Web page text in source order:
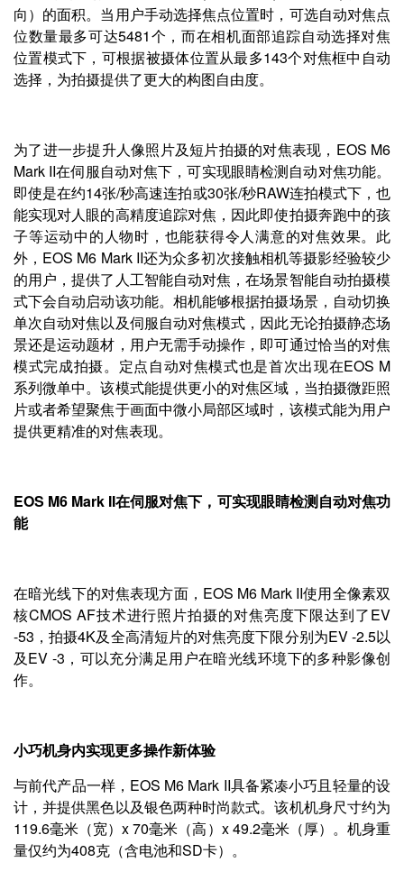
向）的面积。当用户手动选择焦点位置时，可选自动对焦点
位数量最多可达5481个，而在相机面部追踪自动选择对焦
位置模式下，可根据被摄体位置从最多143个对焦框中自动
选择，为拍摄提供了更大的构图自由度。
为了进一步提升人像照片及短片拍摄的对焦表现，EOS M6
Mark II在伺服自动对焦下，可实现眼睛检测自动对焦功能。
即使是在约14张/秒高速连拍或30张/秒RAW连拍模式下，也
能实现对人眼的高精度追踪对焦，因此即使拍摄奔跑中的孩
子等运动中的人物时，也能获得令人满意的对焦效果。此
外，EOS M6 Mark II还为众多初次接触相机等摄影经验较少
的用户，提供了人工智能自动对焦，在场景智能自动拍摄模
式下会自动启动该功能。相机能够根据拍摄场景，自动切换
单次自动对焦以及伺服自动对焦模式，因此无论拍摄静态场
景还是运动题材，用户无需手动操作，即可通过恰当的对焦
模式完成拍摄。定点自动对焦模式也是首次出现在EOS M
系列微单中。该模式能提供更小的对焦区域，当拍摄微距照
片或者希望聚焦于画面中微小局部区域时，该模式能为用户
提供更精准的对焦表现。
EOS M6 Mark II在伺服对焦下，可实现眼睛检测自动对焦功
能
在暗光线下的对焦表现方面，EOS M6 Mark II使用全像素双
核CMOS AF技术进行照片拍摄的对焦亮度下限达到了EV
-53，拍摄4K及全高清短片的对焦亮度下限分别为EV -2.5以
及EV -3，可以充分满足用户在暗光线环境下的多种影像创
作。
小巧机身内实现更多操作新体验
与前代产品一样，EOS M6 Mark II具备紧凑小巧且轻量的设
计，并提供黑色以及银色两种时尚款式。该机机身尺寸约为
119.6毫米（宽）x 70毫米（高）x 49.2毫米（厚）。机身重
量仅约为408克（含电池和SD卡）。